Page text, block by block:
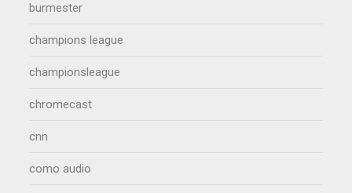
burmester
champions league
championsleague
chromecast
cnn
como audio